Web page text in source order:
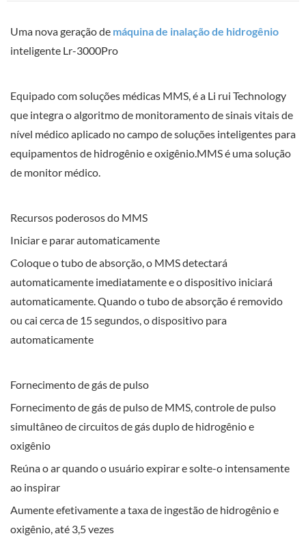
Uma nova geração de máquina de inalação de hidrogênio
inteligente Lr-3000Pro
Equipado com soluções médicas MMS, é a Li rui Technology
que integra o algoritmo de monitoramento de sinais vitais de
nível médico aplicado no campo de soluções inteligentes para
equipamentos de hidrogênio e oxigênio.MMS é uma solução
de monitor médico.
Recursos poderosos do MMS
Iniciar e parar automaticamente
Coloque o tubo de absorção, o MMS detectará
automaticamente imediatamente e o dispositivo iniciará
automaticamente. Quando o tubo de absorção é removido
ou cai cerca de 15 segundos, o dispositivo para
automaticamente
Fornecimento de gás de pulso
Fornecimento de gás de pulso de MMS, controle de pulso
simultâneo de circuitos de gás duplo de hidrogênio e
oxigênio
Reúna o ar quando o usuário expirar e solte-o intensamente
ao inspirar
Aumente efetivamente a taxa de ingestão de hidrogênio e
oxigênio, até 3,5 vezes